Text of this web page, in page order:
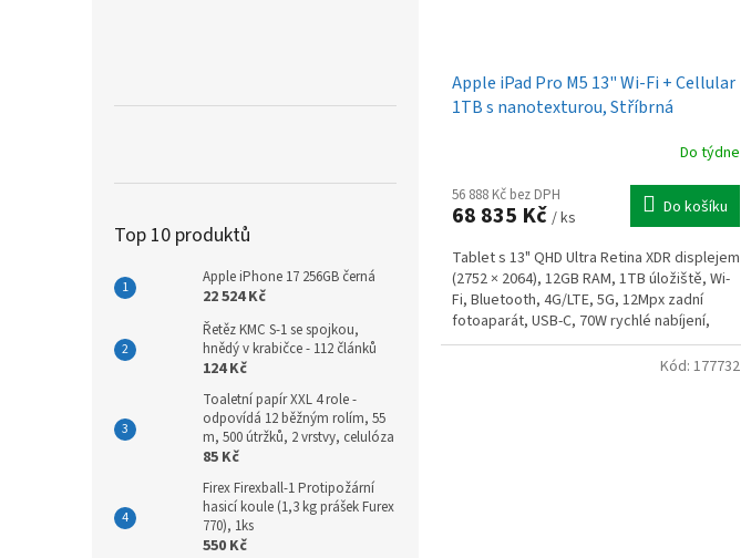
Top 10 produktů
Apple iPhone 17 256GB černá
22 524 Kč
Řetěz KMC S-1 se spojkou,
hnědý v krabičce - 112 článků
124 Kč
Toaletní papír XXL 4 role -
odpovídá 12 běžným rolím, 55
m, 500 útržků, 2 vrstvy, celulóza
85 Kč
Firex Firexball-1 Protipožární
hasicí koule (1,3 kg prášek Furex
770), 1ks
550 Kč
Apple iPad Pro M5 13" Wi-Fi + Cellular
1TB s nanotexturou, Stříbrná
Do týdne
56 888 Kč bez DPH
68 835 Kč / ks Do košíku
Tablet s 13" QHD Ultra Retina XDR displejem
(2752 × 2064), 12GB RAM, 1TB úložiště, Wi-
Fi, Bluetooth, 4G/LTE, 5G, 12Mpx zadní
fotoaparát, USB-C, 70W rychlé nabíjení,
iPadOS 26.
Kód: 177732